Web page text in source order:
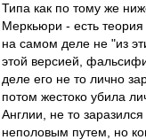
Типа как по тому же
Меркьюри - есть
на самом деле не "из
этой версией,
деле его не то лично
потом жестоко убила
Англии, не то
неполовым путем, но